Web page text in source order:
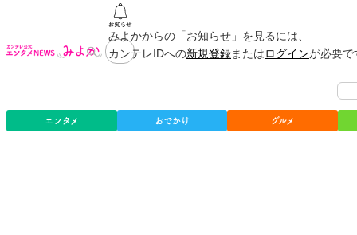
みよかからの「お知らせ」を見るには、
カンテレIDへの新規登録またはログインが必要
エンタメ おでかけ グルメ